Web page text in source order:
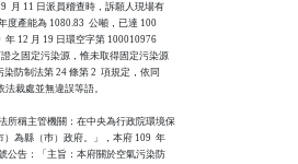
月 11 日派員稽查時，訴願人現場有
度產能為 1080.83  公噸，已達 100
年 12 月 19 日環空字第 100010976
證之固定污染源，惟未取得固定污染源
防制法第 24 條第 2  項規定，依同
法裁處並無違誤等語。
所稱主管機關：在中央為行政院環境保
）為縣（巿）政府。」，本府 109  年
號公告：「主旨：本府關於空氣污染防